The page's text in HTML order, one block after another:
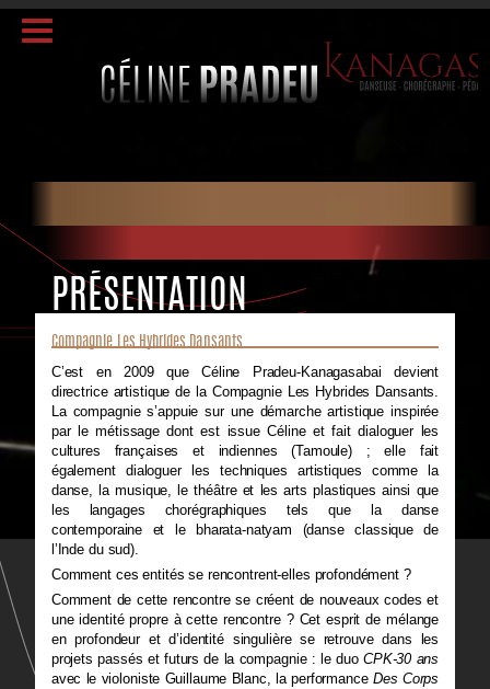
PRÉSENTATION
Compagnie Les Hybrides Dansants
C’est en 2009 que Céline Pradeu-Kanagasabai devient
directrice artistique de la Compagnie Les Hybrides Dansants.
La compagnie s’appuie sur une démarche artistique inspirée
par le métissage dont est issue Céline et fait dialoguer les
cultures françaises et indiennes (Tamoule) ; elle fait
également dialoguer les techniques artistiques comme la
danse, la musique, le théâtre et les arts plastiques ainsi que
les langages chorégraphiques tels que la danse
contemporaine et le bharata-natyam (danse classique de
l’Inde du sud).
Comment ces entités se rencontrent-elles profondément ?
Comment de cette rencontre se créent de nouveaux codes et
une identité propre à cette rencontre ? Cet esprit de mélange
en profondeur et d’identité singulière se retrouve dans les
projets passés et futurs de la compagnie : le duo CPK-30 ans
avec le violoniste Guillaume Blanc, la performance Des Corps